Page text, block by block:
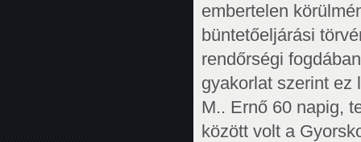
embertelen
büntetőeljárási
rendőrségi
gyakorlat szerint ez
M.. Ernő 60 napig,
között volt a